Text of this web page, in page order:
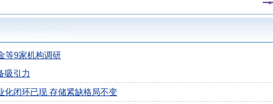
等9家机构调研
吸引力
化闭环已现 存储紧缺格局不变